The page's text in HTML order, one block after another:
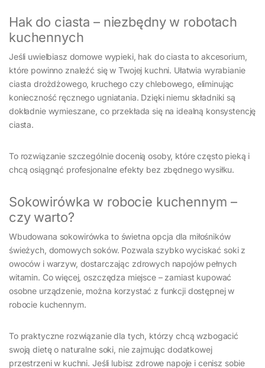
Hak do ciasta – niezbędny w robotach
kuchennych
Jeśli uwielbiasz domowe wypieki, hak do ciasta to akcesorium,
które powinno znaleźć się w Twojej kuchni. Ułatwia wyrabianie
ciasta drożdżowego, kruchego czy chlebowego, eliminując
konieczność ręcznego ugniatania. Dzięki niemu składniki są
dokładnie wymieszane, co przekłada się na idealną konsystencję
ciasta.
To rozwiązanie szczególnie docenią osoby, które często pieką i
chcą osiągnąć profesjonalne efekty bez zbędnego wysiłku.
Sokowirówka w robocie kuchennym –
czy warto?
Wbudowana sokowirówka to świetna opcja dla miłośników
świeżych, domowych soków. Pozwala szybko wyciskać soki z
owoców i warzyw, dostarczając zdrowych napojów pełnych
witamin. Co więcej, oszczędza miejsce – zamiast kupować
osobne urządzenie, można korzystać z funkcji dostępnej w
robocie kuchennym.
To praktyczne rozwiązanie dla tych, którzy chcą wzbogacić
swoją dietę o naturalne soki, nie zajmując dodatkowej
przestrzeni w kuchni. Jeśli lubisz zdrowe napoje i cenisz sobie